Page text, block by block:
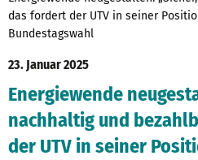
das fordert der UTV in seiner
Bundestagswahl
23. Januar 2025
Energiewende
nachhaltig und
der UTV in seiner